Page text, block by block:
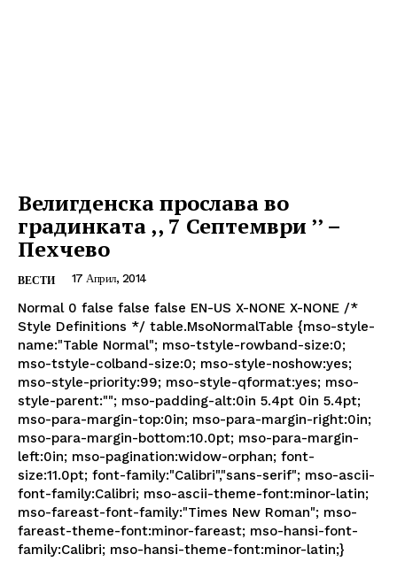
Велигденска прослава во
градинката ,, 7 Септември ’’ –
Пехчево
ВЕСТИ 17 Април, 2014
Normal 0 false false false EN-US X-NONE X-NONE /*
Style Definitions */ table.MsoNormalTable {mso-style-
name:"Table Normal"; mso-tstyle-rowband-size:0;
mso-tstyle-colband-size:0; mso-style-noshow:yes;
mso-style-priority:99; mso-style-qformat:yes; mso-
style-parent:""; mso-padding-alt:0in 5.4pt 0in 5.4pt;
mso-para-margin-top:0in; mso-para-margin-right:0in;
mso-para-margin-bottom:10.0pt; mso-para-margin-
left:0in; mso-pagination:widow-orphan; font-
size:11.0pt; font-family:"Calibri","sans-serif"; mso-ascii-
font-family:Calibri; mso-ascii-theme-font:minor-latin;
mso-fareast-font-family:"Times New Roman"; mso-
fareast-theme-font:minor-fareast; mso-hansi-font-
family:Calibri; mso-hansi-theme-font:minor-latin;}